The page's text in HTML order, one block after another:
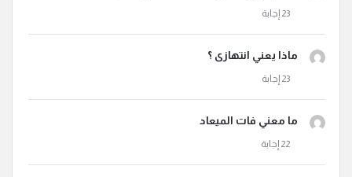
ماذا يعني انتهازى ؟
ما معني فات الميعاد